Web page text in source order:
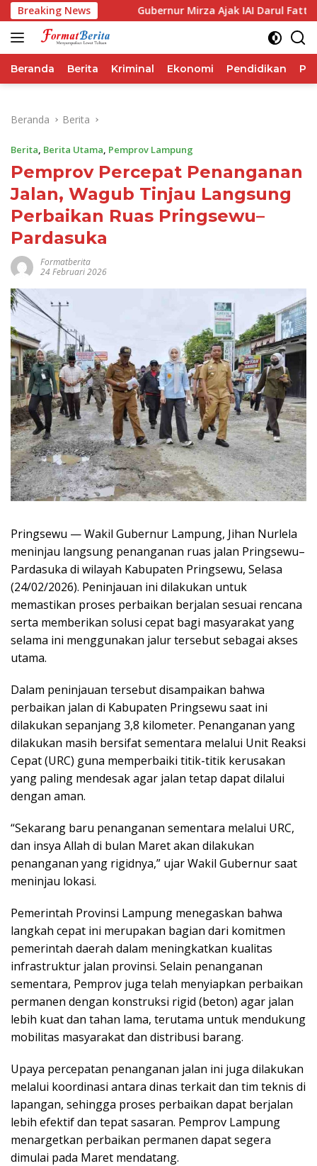
Langsung
ke
konten
Breaking News
IHSG Gubernur Mirza Ajak IAI Darul Fattah Cetak
Beranda Berita Kriminal Ekonomi Pendidikan
Beranda Berita
Berita, Berita Utama, Pemprov Lampung
Pemprov Percepat Penanganan
Jalan, Wagub Tinjau Langsung
Perbaikan Ruas Pringsewu–
Pardasuka
Formatberita
24 Februari 2026
Pringsewu — Wakil Gubernur Lampung, Jihan Nurlela
meninjau langsung penanganan ruas jalan Pringsewu–
Pardasuka di wilayah Kabupaten Pringsewu, Selasa
(24/02/2026). Peninjauan ini dilakukan untuk
memastikan proses perbaikan berjalan sesuai rencana
serta memberikan solusi cepat bagi masyarakat yang
selama ini menggunakan jalur tersebut sebagai akses
utama.
Dalam peninjauan tersebut disampaikan bahwa
perbaikan jalan di Kabupaten Pringsewu saat ini
dilakukan sepanjang 3,8 kilometer. Penanganan yang
dilakukan masih bersifat sementara melalui Unit Reaksi
Cepat (URC) guna memperbaiki titik-titik kerusakan
yang paling mendesak agar jalan tetap dapat dilalui
dengan aman.
“Sekarang baru penanganan sementara melalui URC,
dan insya Allah di bulan Maret akan dilakukan
penanganan yang rigidnya,” ujar Wakil Gubernur saat
meninjau lokasi.
Pemerintah Provinsi Lampung menegaskan bahwa
langkah cepat ini merupakan bagian dari komitmen
pemerintah daerah dalam meningkatkan kualitas
infrastruktur jalan provinsi. Selain penanganan
sementara, Pemprov juga telah menyiapkan perbaikan
permanen dengan konstruksi rigid (beton) agar jalan
lebih kuat dan tahan lama, terutama untuk mendukung
mobilitas masyarakat dan distribusi barang.
Upaya percepatan penanganan jalan ini juga dilakukan
melalui koordinasi antara dinas terkait dan tim teknis di
lapangan, sehingga proses perbaikan dapat berjalan
lebih efektif dan tepat sasaran. Pemprov Lampung
menargetkan perbaikan permanen dapat segera
dimulai pada Maret mendatang.